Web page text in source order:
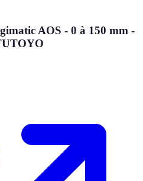
AOS - 0 à 150 mm -